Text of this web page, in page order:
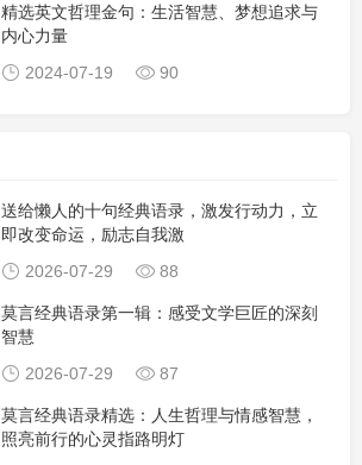
精选英文哲理金句：生活智慧、梦想追求与
内心力量
2024-07-19
90
送给懒人的十句经典语录，激发行动力，立
即改变命运，励志自我激
2026-07-29
88
莫言经典语录第一辑：感受文学巨匠的深刻
智慧
2026-07-29
87
莫言经典语录精选：人生哲理与情感智慧，
照亮前行的心灵指路明灯